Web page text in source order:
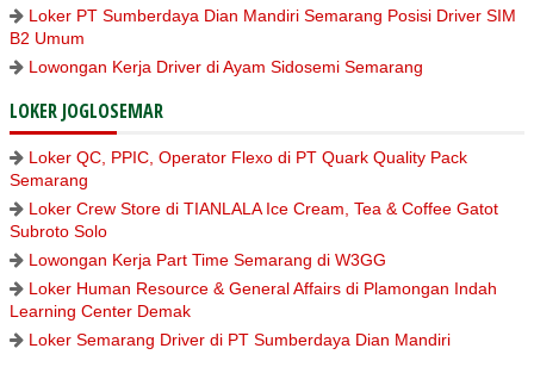
Loker PT Sumberdaya Dian Mandiri Semarang Posisi Driver SIM
B2 Umum
Lowongan Kerja Driver di Ayam Sidosemi Semarang
LOKER JOGLOSEMAR
Loker QC, PPIC, Operator Flexo di PT Quark Quality Pack
Semarang
Loker Crew Store di TIANLALA Ice Cream, Tea & Coffee Gatot
Subroto Solo
Lowongan Kerja Part Time Semarang di W3GG
Loker Human Resource & General Affairs di Plamongan Indah
Learning Center Demak
Loker Semarang Driver di PT Sumberdaya Dian Mandiri